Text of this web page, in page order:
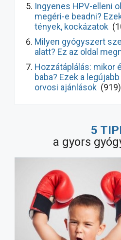
Ingyenes HPV-elleni
megéri-e beadni?
tények, kockázatok
Milyen gyógyszert
alatt? Ez az oldal
Hozzátáplálás: mikor
baba? Ezek a
orvosi ajánlások (919)
gyógyul meg
ajánlások(9570)
(7778)
A nagy probiotikum-
hatás vs. marketing,
probiotikumot vegyük?
Fitymaszűkület: így
probléma, műtét
5
a gyors